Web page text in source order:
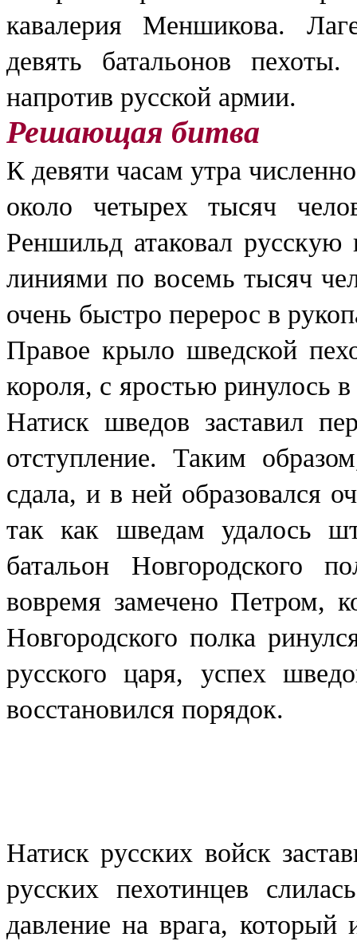
кавалерия Меншикова.
девять батальонов
напротив русской армии.
Решающая битва
К девяти часам утра
около четырех тысяч
Реншильд атаковал русскую
линиями по восемь тысяч
очень быстро перерос в
Правое крыло шведской
короля, с яростью ринулось
Натиск шведов заставил
отступление. Таким
сдала, и в ней образовался
так как шведам удалось
батальон Новгородского
вовремя замечено Петром,
Новгородского полка
русского царя, успех
восстановился порядок.
Натиск русских войск
русских пехотинцев
давление на врага,